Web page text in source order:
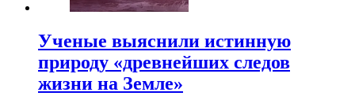
Ученые выяснили истинную
природу «древнейших следов
жизни на Земле»